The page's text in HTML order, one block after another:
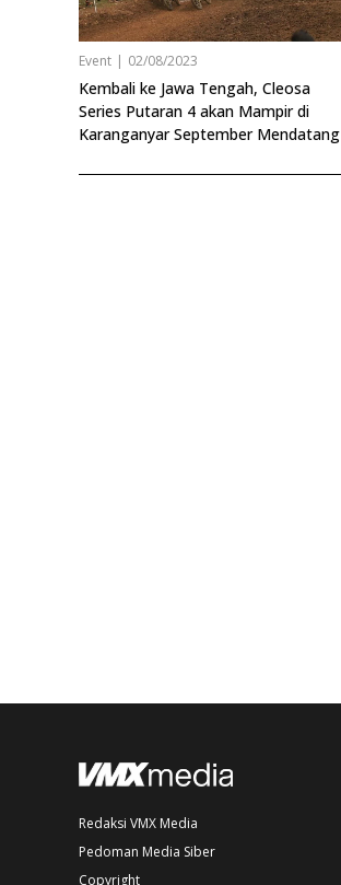
Event | 02/08/2023
Kembali ke Jawa Tengah, Cleosa
Series Putaran 4 akan Mampir di
Karanganyar September Mendatang
Redaksi VMX Media
Pedoman Media Siber
Copyright